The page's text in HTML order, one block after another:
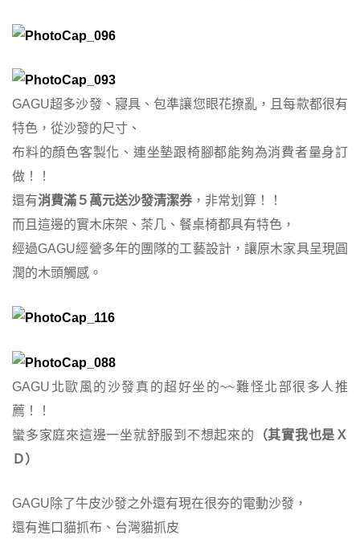
GAGU超多沙發、寢具、包準讓您眼花撩亂，且每款都很有
特色，從沙發的尺寸、
布料的顏色客製化、連坐墊跟椅腳都能夠為消費者量身訂
做！！
還有消費滿５萬元送沙發清潔券，非常划算！！
而且這邊的實木床架、茶几、餐桌椅都具有特色，
經過GAGU經營多年的團隊的工藝設計，讓原木家具呈現圓
潤的木頭觸感。
GAGU北歐風的沙發真的超好坐的~~難怪北部很多人推
薦！！
蠻多家庭來這邊一坐就舒服到不想起來的 （其實我也是Ｘ
Ｄ）
GAGU除了牛皮沙發之外還有現在很夯的電動沙發，
還有進口貓抓布、台灣貓抓皮